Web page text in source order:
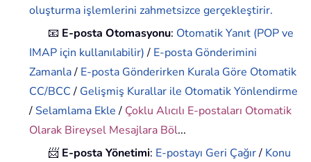
oluşturma işlemlerini zahmetsizce gerçekleştirir.
📧 E-posta Otomasyonu: Otomatik Yanıt (POP ve
IMAP için kullanılabilir)/ E-posta Gönderimini
Zamanla/ E-posta Gönderirken Kurala Göre Otomatik
CC/BCC/ Gelişmiş Kurallar ile Otomatik Yönlendirme
/ Selamlama Ekle/ Çoklu Alıcılı E-postaları Otomatik
Olarak Bireysel Mesajlara Böl...
📨 E-posta Yönetimi: E-postayı Geri Çağır/ Konu